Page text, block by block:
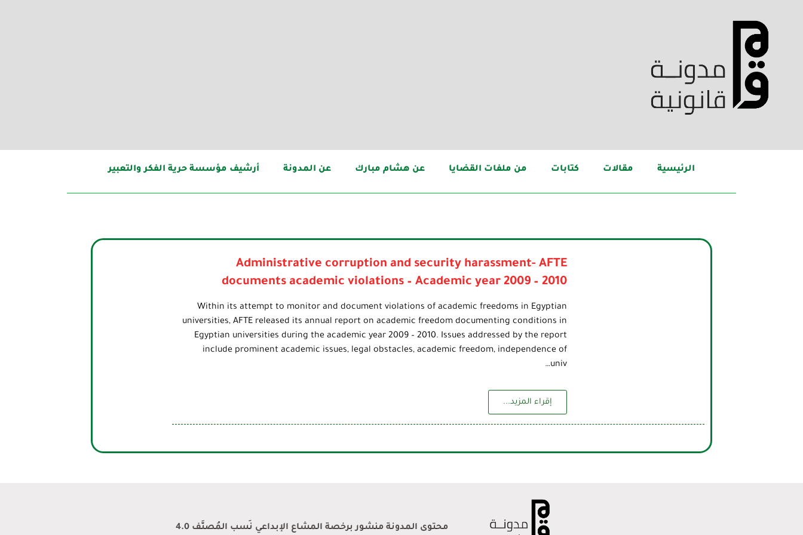
الرئيسية مقالات كتابات من ملفات القضايا عن هشام مبارك عن المدونة أرشيف مؤسسة حرية الفكر والتعبير
Administrative corruption and security harassment- AFTE
documents academic violations – Academic year 2009 – 2010
Within its attempt to monitor and document violations of academic freedoms in Egyptian
universities, AFTE released its annual report on academic freedom documenting conditions in
Egyptian universities during the academic year 2009 – 2010. Issues addressed by the report
include prominent academic issues, legal obstacles, academic freedom, independence of
univ…
إقراء المزيد...
محتوى المدونة منشور برخصة المشاع الإبداعي نَسب المُصنَّف 4.0